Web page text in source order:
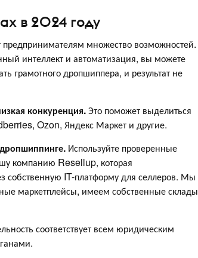
в 2024 году
множество возможностей.
интеллект и автоматизация, вы можете
грамотного дропшиппера, и результат не
конкуренция.Это поможет выделиться
Ozon, Яндекс Маркет и другие.
Используйте проверенные
компанию Resellup, которая
собственную IT-платформу для селлеров. Мы
маркетплейсы, имеем собственные склады
соответствует всем юридическим